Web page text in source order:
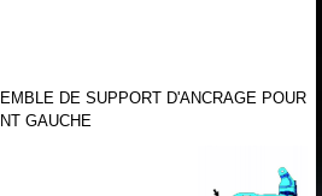
DE SUPPORT D'ANCRAGE POUR
GAUCHE